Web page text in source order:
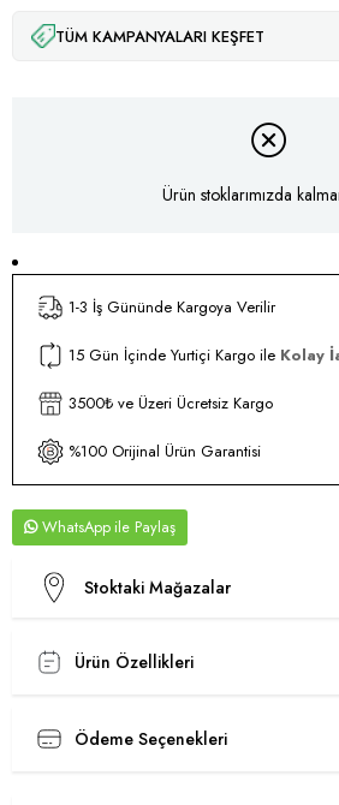
TÜM KAMPANYALARI KEŞFET
Ürün stoklarımızda
1-3 İş Gününde Kargoya Verilir
15 Gün İçinde Yurtiçi Kargo ile Kolay
3500₺ ve Üzeri Ücretsiz Kargo
%100 Orijinal Ürün Garantisi
WhatsApp
Stoktaki Mağazalar
Ürün Özellikleri
Ödeme Seçenekleri